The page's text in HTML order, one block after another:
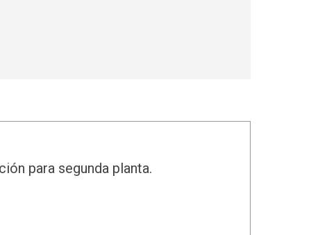
para segunda planta.